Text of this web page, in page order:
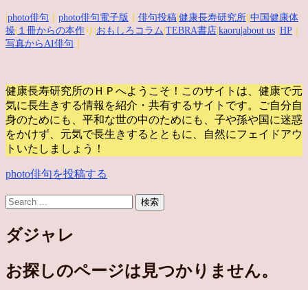
photo俳句 photo俳句電子版 俳句投稿 健康長寿研究所 中国健康体
操 １冊からの本作 り| おもしろコラム TEBRA書店 kaoru |about us HP
写真からAI俳句
健康長寿研究所のＨＰへようこそ！このサイトは、健康で元
気に長生きする情報を紹介・共有するサイトです。
ご自分自
身のためにも、平和な世の中のためにも、子や孫や国に迷惑
をかけず、元気で長生きするとともに、自然にフェイドアウ
トいたしましょう！
photo俳句を投稿する
ダジャレ
お探しのページは見つかりません。